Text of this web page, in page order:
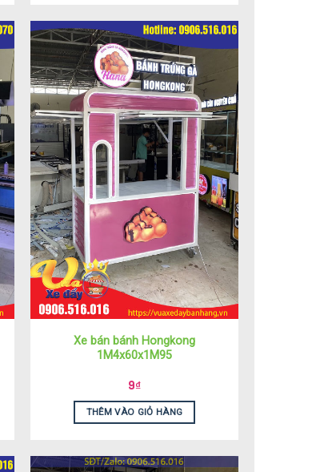
Xe bán bánh Hongkong
1M4x60x1M95
9₫
THÊM VÀO GIỎ HÀNG